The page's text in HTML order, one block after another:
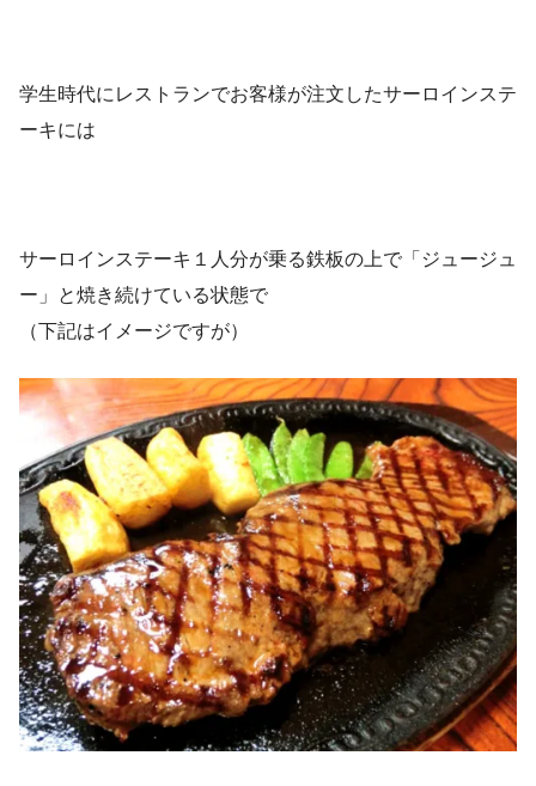
学生時代にレストランでお客様が注文したサーロインステ
ーキには
サーロインステーキ１人分が乗る鉄板の上で「ジュージュ
ー」と焼き続けている状態で
（下記はイメージですが）